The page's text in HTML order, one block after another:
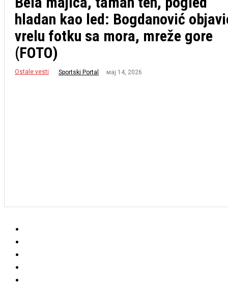
hladan kao led: Bogdanović
vrelu fotku sa mora, mreže gore
(FOTO)
Ostale vesti Sportski Portal мај 14, 2026